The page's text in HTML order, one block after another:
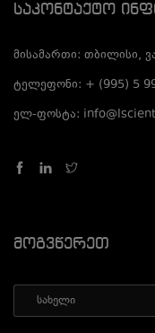
Საკონტაქტო
მისამართი: თბილისი,
ტელეფონი: + (995) 5
ელ-ფოსტა:
Მოგვწერეთ